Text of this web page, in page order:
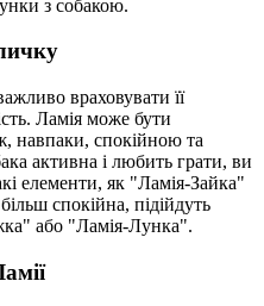
з собакою.
враховувати її
Ламія може бути
навпаки, спокійною та
активна і любить грати, ви
елементи, як "Ламія-Зайка"
спокійна, підійдуть
або "Ламія-Лунка".